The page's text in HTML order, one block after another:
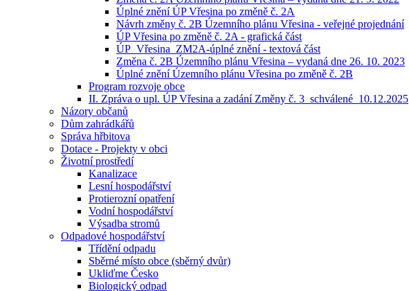
Úplné znění ÚP Vřesina po změně č. 2A
Návrh změny č. 2B Územního plánu Vřesina - veřejné projednání
ÚP Vřesina po změně č. 2A - grafická část
ÚP_Vřesina_ZM2A-úplné znění - textová část
Změna č. 2B Územního plánu Vřesina – vydaná dne 26. 10. 2023
Úplné znění Územního plánu Vřesina po změně č. 2B
Program rozvoje obce
II. Zpráva o upl. ÚP Vřesina a zadání Změny č. 3_schválené_10.12.2025
Názory občanů
Dům zahrádkářů
Správa hřbitova
Dotace - Projekty v obci
Životní prostředí
Kanalizace
Lesní hospodářství
Protierozní opatření
Vodní hospodářství
Výsadba stromů
Odpadové hospodářství
Třídění odpadu
Sběrné místo obce (sběrný dvůr)
Ukliďme Česko
Biologický odpad